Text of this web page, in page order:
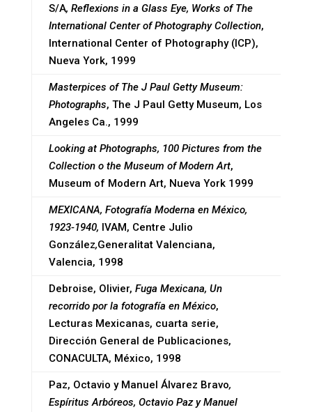
S/A, Reflexions in a Glass Eye, Works of The
International Center of Photography Collection,
International Center of Photography (ICP),
Nueva York, 1999
Masterpices of The J Paul Getty Museum:
Photographs, The J Paul Getty Museum, Los
Angeles Ca., 1999
Looking at Photographs, 100 Pictures from the
Collection o the Museum of Modern Art,
Museum of Modern Art, Nueva York 1999
MEXICANA, Fotografía Moderna en México,
1923-1940, IVAM, Centre Julio
González,Generalitat Valenciana,
Valencia, 1998
Debroise, Olivier, Fuga Mexicana, Un
recorrido por la fotografía en México,
Lecturas Mexicanas, cuarta serie,
Dirección General de Publicaciones,
CONACULTA, México, 1998
Paz, Octavio y Manuel Álvarez Bravo,
Espíritus Arbóreos, Octavio Paz y Manuel